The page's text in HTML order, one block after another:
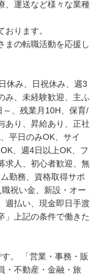
、運送など様々な業種
ります。
まの転職活動を応援し
休み、日祝休み、週3
み、未経験歓迎、主ふ
、残業月10H、保育/
あり、昇給あり、正社
平日のみOK、サイ
、週4日以上OK、フ
求人、初心者歓迎、無
勤務、資格取得サポ
祝い金、新設・オー
週払い、現金即日手渡
」上記の条件で働きた
。 「営業・事務・販
・不動産・金融・旅